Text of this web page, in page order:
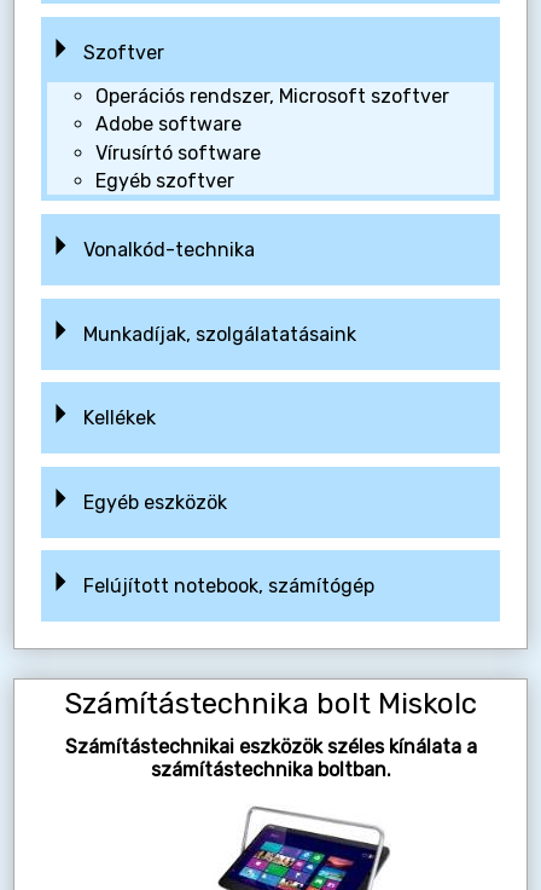
Szoftver
Operációs rendszer, Microsoft szoftver
Adobe software
Vírusírtó software
Egyéb szoftver
Vonalkód-technika
Munkadíjak, szolgálatatásaink
Kellékek
Egyéb eszközök
Felújított notebook, számítógép
Számítástechnika bolt Miskolc
Számítástechnikai eszközök széles kínálata a
számítástechnika boltban.